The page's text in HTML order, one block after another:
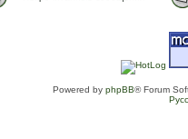
Powered by phpBB® Forum